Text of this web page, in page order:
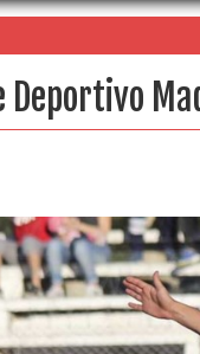
Deportivo